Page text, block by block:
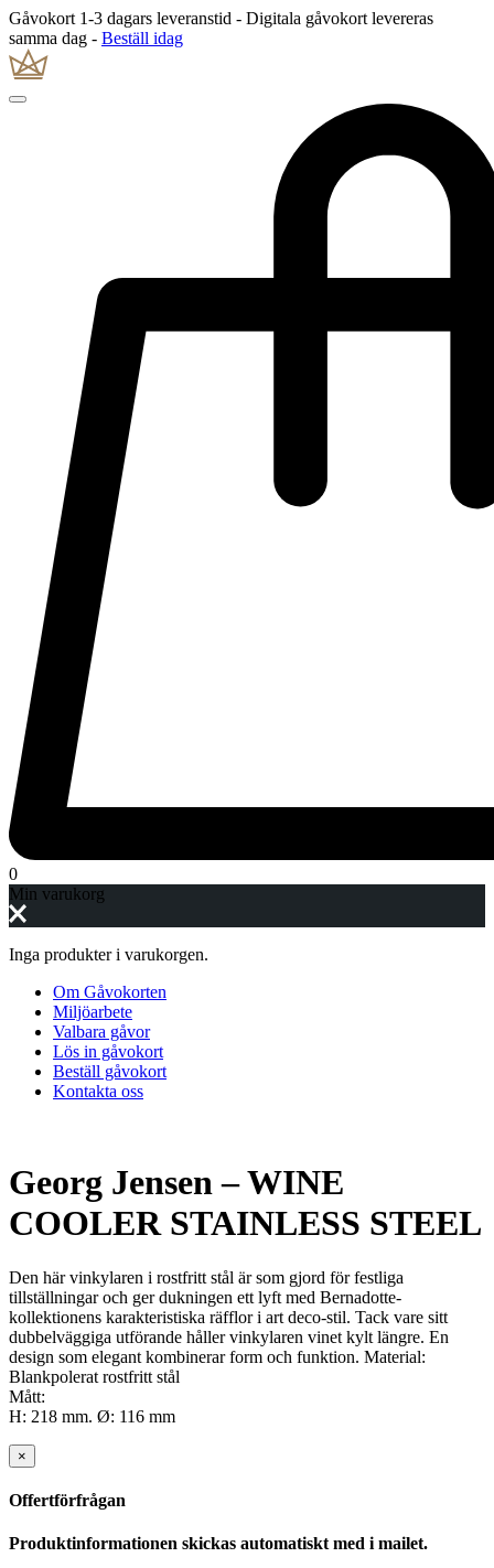
Gåvokort 1-3 dagars leveranstid - Digitala gåvokort levereras
samma dag - Beställ idag
0
Min varukorg
Inga produkter i varukorgen.
Om Gåvokorten
Miljöarbete
Valbara gåvor
Lös in gåvokort
Beställ gåvokort
Kontakta oss
Georg Jensen – WINE
COOLER STAINLESS STEEL
Den här vinkylaren i rostfritt stål är som gjord för festliga
tillställningar och ger dukningen ett lyft med Bernadotte-
kollektionens karakteristiska räfflor i art deco-stil. Tack vare sitt
dubbelväggiga utförande håller vinkylaren vinet kylt längre. En
design som elegant kombinerar form och funktion. Material:
Blankpolerat rostfritt stål
Mått:
H: 218 mm. Ø: 116 mm
×
Offertförfrågan
Produktinformationen skickas automatiskt med i mailet.